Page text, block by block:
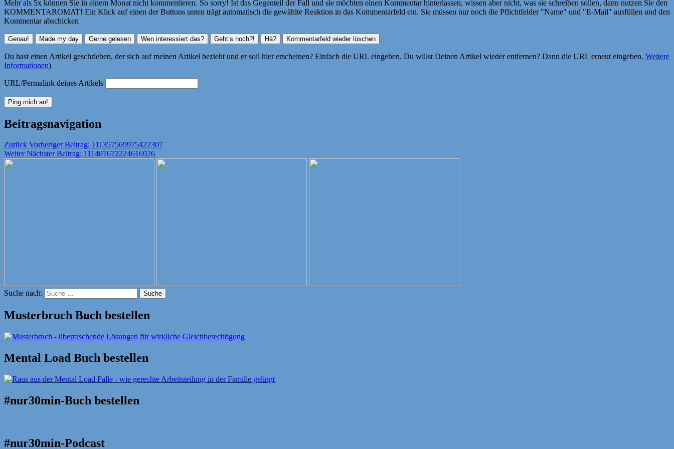
Mehr als 5x können Sie in einem Monat nicht kommentieren. So sorry! Ist das Gegenteil der Fall und sie möchten einen Kommentar hinterlassen, wissen aber nicht, was sie schreiben sollen, dann nutzen Sie den
KOMMENTAROMAT! Ein Klick auf einen der Buttons unten trägt automatisch die gewählte Reaktion in das Kommentarfeld ein. Sie müssen nur noch die Pflichtfelder "Name" und "E-Mail" ausfüllen und den
Kommentar abschicken
Du hast einen Artikel geschrieben, der sich auf meinen Artikel bezieht und er soll hier erscheinen? Einfach die URL eingeben. Du willst Deinen Artikel wieder entfernen? Dann die URL erneut eingeben. Weitere
Informationen)
URL/Permalink deines Artikels
Beitragsnavigation
Zurück Vorheriger Beitrag: 111357569975422307
Weiter Nächster Beitrag: 111407672224616926
Suche nach: Suche
Musterbruch Buch bestellen
Mental Load Buch bestellen
#nur30min-Buch bestellen
#nur30min-Podcast